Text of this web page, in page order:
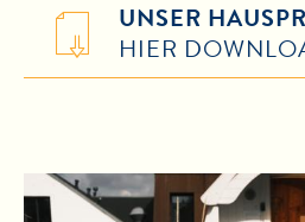
UNSER
HIER